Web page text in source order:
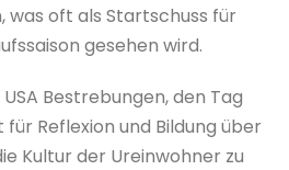
was oft als Startschuss für
gesehen wird.
Bestrebungen, den Tag
Reflexion und Bildung über
Kultur der Ureinwohner zu